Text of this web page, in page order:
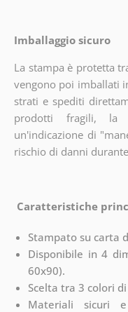
Imballaggio sicuro
La stampa è protetta
vengono poi imballati
strati e spediti
prodotti fragili, la
un'indicazione di
rischio di danni
Caratteristiche
Stampato su carta
Disponibile in 4
60x90).
Scelta tra 3 colori
Materiali sicuri